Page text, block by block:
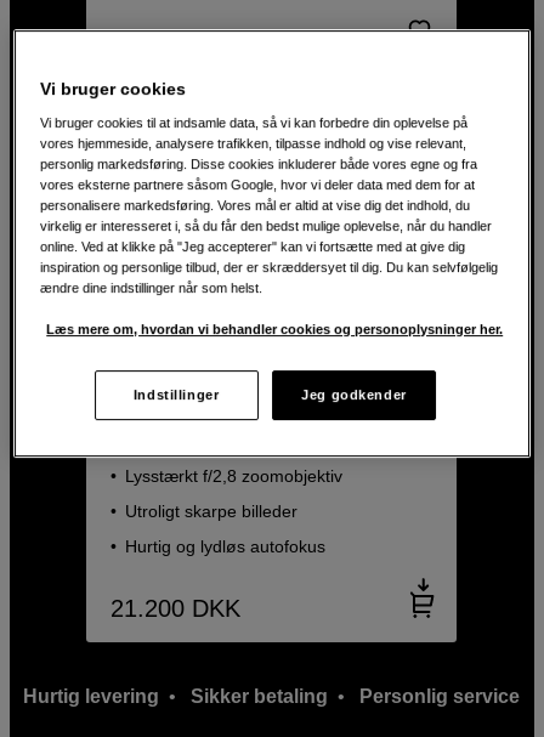
Kompakt og lysstærk standardzoom til
Nikon Z
Lysstærkt f/2,8 zoomobjektiv
Utroligt skarpe billeder
Hurtig og lydløs autofokus
21.200 DKK
Hurtig levering •Sikker betaling • Personlig service
Vi bruger cookies
Vi bruger cookies til at indsamle data, så vi kan forbedre din oplevelse på
vores hjemmeside, analysere trafikken, tilpasse indhold og vise relevant,
personlig markedsføring. Disse cookies inkluderer både vores egne og fra
vores eksterne partnere såsom Google, hvor vi deler data med dem for at
personalisere markedsføring. Vores mål er altid at vise dig det indhold, du
virkelig er interesseret i, så du får den bedst mulige oplevelse, når du handler
online. Ved at klikke på "Jeg accepterer" kan vi fortsætte med at give dig
inspiration og personlige tilbud, der er skræddersyet til dig. Du kan selvfølgelig
ændre dine indstillinger når som helst.
Læs mere om, hvordan vi behandler cookies og personoplysninger her.
Indstillinger Jeg godkender